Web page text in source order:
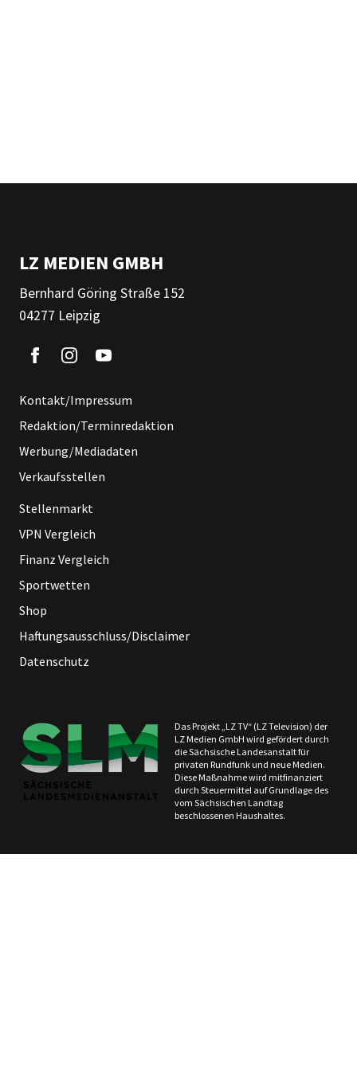
LZ MEDIEN GMBH
Bernhard Göring Straße 152
04277 Leipzig
Kontakt/Impressum
Redaktion/Terminredaktion
Werbung/Mediadaten
Verkaufsstellen
Stellenmarkt
VPN Vergleich
Finanz Vergleich
Sportwetten
Shop
Haftungsausschluss/Disclaimer
Datenschutz
Das Projekt „LZ TV“ (LZ Television) der
LZ Medien GmbH wird gefördert durch
die Sächsische Landesanstalt für
privaten Rundfunk und neue Medien.
Diese Maßnahme wird mitfinanziert
durch Steuermittel auf Grundlage des
vom Sächsischen Landtag
beschlossenen Haushaltes.